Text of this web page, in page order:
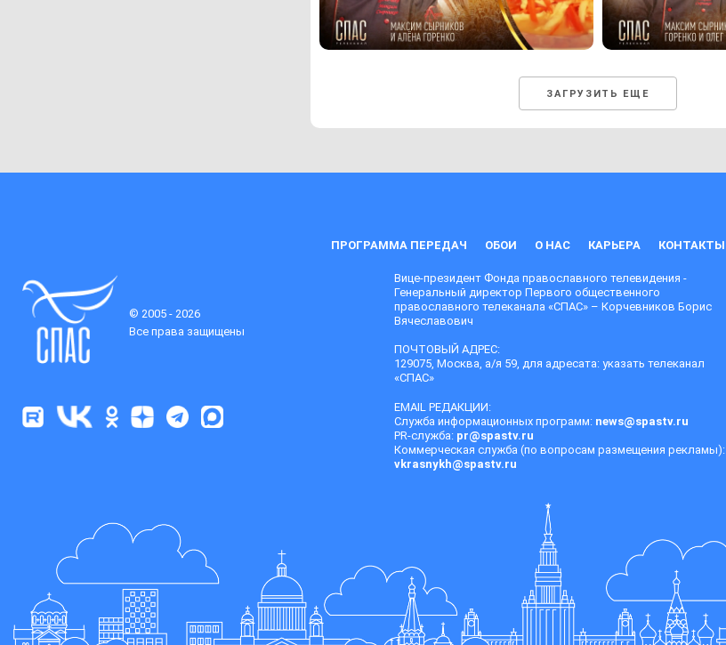
ЗАГРУЗИТЬ ЕЩЕ
ПРОГРАММА ПЕРЕДАЧ ОБОИ О НАС КАРЬЕРА КОНТАКТЫ
© 2005 - 2026
Все права защищены
Вице-президент Фонда православного телевидения -
Генеральный директор Первого общественного
православного телеканала «СПАС» – Корчевников Борис
Вячеславович
ПОЧТОВЫЙ АДРЕС:
129075, Москва, а/я 59, для адресата: указать телеканал
«СПАС»
EMAIL РЕДАКЦИИ:
Служба информационных программ: news@spastv.ru
PR-служба: pr@spastv.ru
Коммерческая служба (по вопросам размещения рекламы):
vkrasnykh@spastv.ru